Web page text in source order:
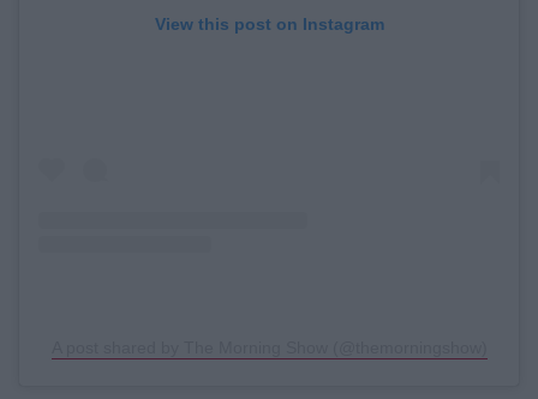
View this post on Instagram